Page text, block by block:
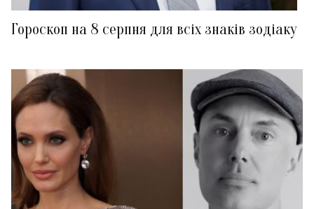
Гороскоп на 8 серпня для всіх знаків зодіаку